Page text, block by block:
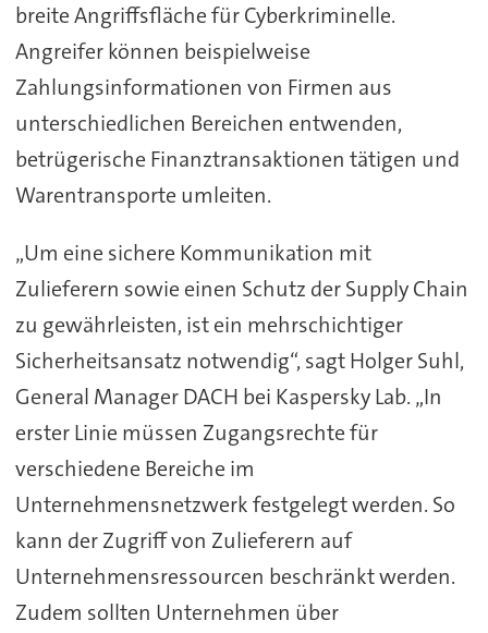
breite Angriffsfläche für Cyberkriminelle.
Angreifer können beispielweise
Zahlungsinformationen von Firmen aus
unterschiedlichen Bereichen entwenden,
betrügerische Finanztransaktionen tätigen und
Warentransporte umleiten.
„Um eine sichere Kommunikation mit
Zulieferern sowie einen Schutz der Supply Chain
zu gewährleisten, ist ein mehrschichtiger
Sicherheitsansatz notwendig“, sagt Holger Suhl,
General Manager DACH bei Kaspersky Lab. „In
erster Linie müssen Zugangsrechte für
verschiedene Bereiche im
Unternehmensnetzwerk festgelegt werden. So
kann der Zugriff von Zulieferern auf
Unternehmensressourcen beschränkt werden.
Zudem sollten Unternehmen über